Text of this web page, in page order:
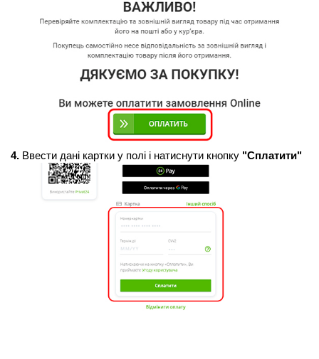
4. Ввести дані картки у полі і натиснути кнопку "Сплатити"